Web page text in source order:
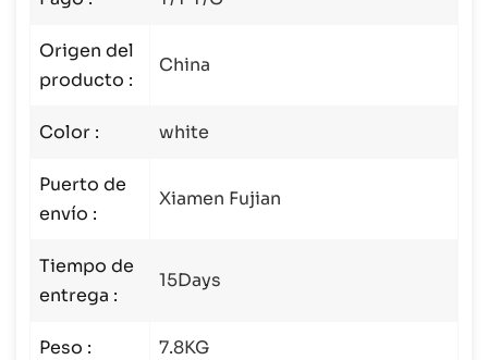
Origen del
producto :
China
Color : white
Puerto de
envío :
Xiamen Fujian
Tiempo de
entrega :
15Days
Peso : 7.8KG